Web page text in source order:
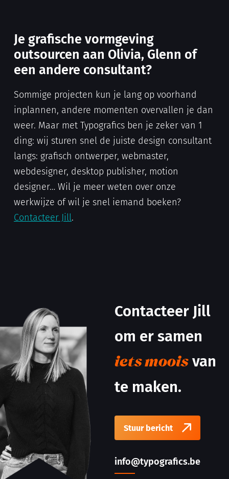
Je grafische vormgeving
outsourcen aan Olivia, Glenn of
een andere consultant?
Sommige projecten kun je lang op voorhand
inplannen, andere momenten overvallen je dan
weer. Maar met Typografics ben je zeker van 1
ding: wij sturen snel de juiste design consultant
langs: grafisch ontwerper, webmaster,
webdesigner, desktop publisher, motion
designer… Wil je meer weten over onze
werkwijze of wil je snel iemand boeken?
Contacteer Jill.
Contacteer Jill
om er samen
iets moois van
te maken.
Stuur bericht
info@typografics.be